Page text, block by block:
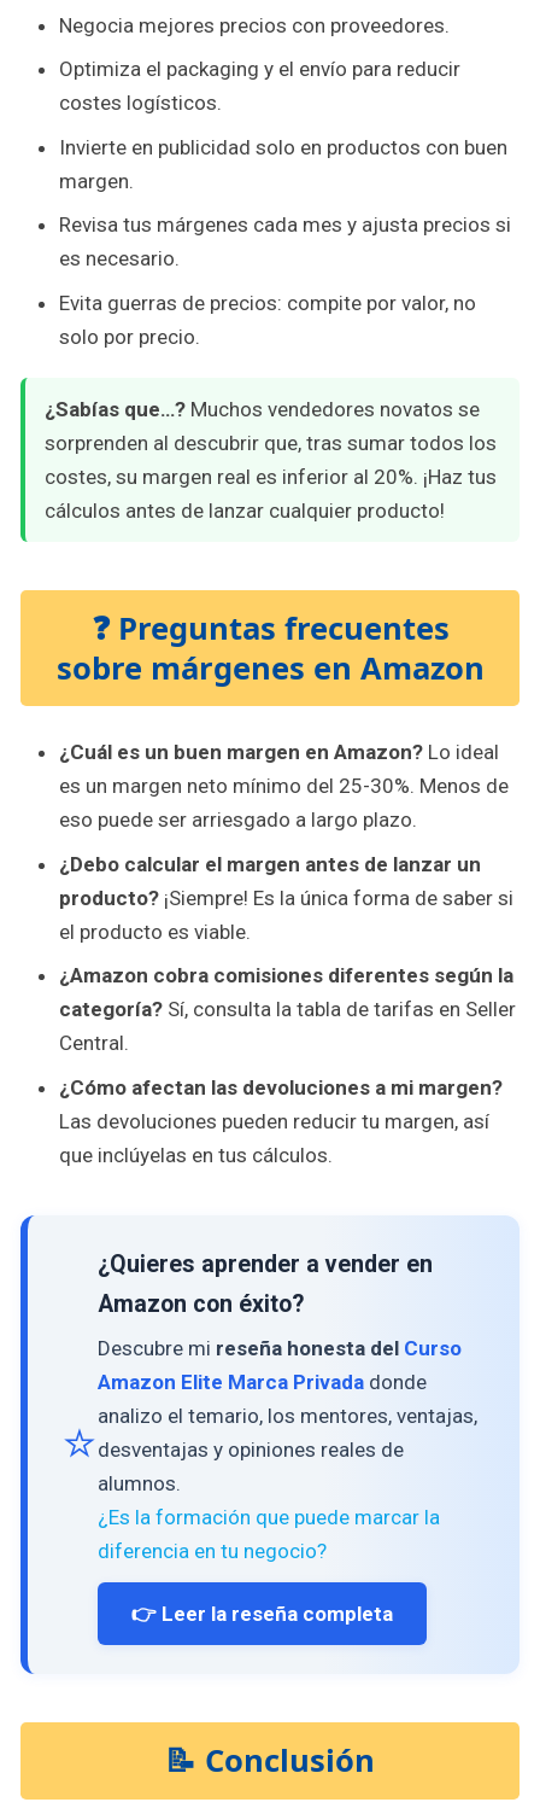
Negocia mejores precios con proveedores.
Optimiza el packaging y el envío para reducir
costes logísticos.
Invierte en publicidad solo en productos con buen
margen.
Revisa tus márgenes cada mes y ajusta precios si
es necesario.
Evita guerras de precios: compite por valor, no
solo por precio.
¿Sabías que…? Muchos vendedores novatos se
sorprenden al descubrir que, tras sumar todos los
costes, su margen real es inferior al 20%. ¡Haz tus
cálculos antes de lanzar cualquier producto!
❓ Preguntas frecuentes
sobre márgenes en Amazon
¿Cuál es un buen margen en Amazon? Lo ideal
es un margen neto mínimo del 25-30%. Menos de
eso puede ser arriesgado a largo plazo.
¿Debo calcular el margen antes de lanzar un
producto? ¡Siempre! Es la única forma de saber si
el producto es viable.
¿Amazon cobra comisiones diferentes según la
categoría? Sí, consulta la tabla de tarifas en Seller
Central.
¿Cómo afectan las devoluciones a mi margen?
Las devoluciones pueden reducir tu margen, así
que inclúyelas en tus cálculos.
⭐
¿Quieres aprender a vender en
Amazon con éxito?
Descubre mi reseña honesta del Curso
Amazon Elite Marca Privada donde
analizo el temario, los mentores, ventajas,
desventajas y opiniones reales de
alumnos.
¿Es la formación que puede marcar la
diferencia en tu negocio?
👉 Leer la reseña completa
📝 Conclusión